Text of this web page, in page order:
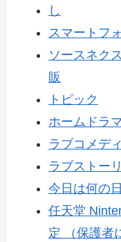
し
スマートフ
ソースネク
販
トピック
ホームドラ
ラブコメディ
ラブストー
今日は何の
任天堂
定 （保護者